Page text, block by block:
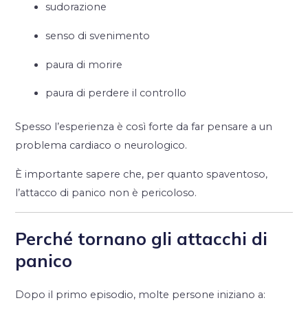
sudorazione
senso di svenimento
paura di morire
paura di perdere il controllo
Spesso l’esperienza è così forte da far pensare a un
problema cardiaco o neurologico.
È importante sapere che, per quanto spaventoso,
l’attacco di panico non è pericoloso.
Perché tornano gli attacchi di
panico
Dopo il primo episodio, molte persone iniziano a: